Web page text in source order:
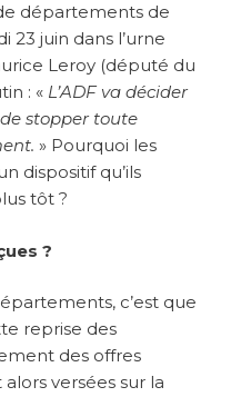
départements de
23 juin dans l’urne
Leroy (député du
: « L’ADF va décider
de stopper toute
» Pourquoi les
dispositif qu’ils
tôt ?
?
c’est que
reprise des
des offres
alors versées sur la